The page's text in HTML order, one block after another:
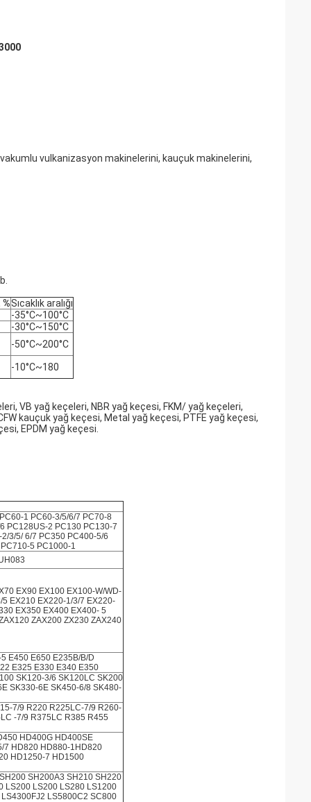
vulkanizasyon makinelerini, kauçuk makinelerini,
Sıcaklık aralığı
-35°C~100°C
-30°C~150°C
-50°C~200°C
-10°C~180
VB yağ keçeleri, NBR yağ keçesi, FKM/ yağ keçeleri,
kauçuk yağ keçesi, Metal yağ keçesi, PTFE yağ keçesi,
EPDM yağ keçesi.
1 PC60-3/5/6/7 PC70-8
PC128US-2 PC130 PC130-7
3/5/ 6/7 PC350 PC400-5/6
5 PC1000-1
EX90 EX100 EX100-W/WD-
EX210 EX220-1/3/7 EX220-
EX350 EX400 EX400- 5
ZAX200 ZX230 ZAX240
E450 E650 E235B/B/D
E325 E330 E340 E350
SK120-3/6 SK120LC SK200
SK330-6E SK450-6/8 SK480-
7/9 R220 R225LC-7/9 R260-
-7/9 R375LC R385 R455
HD400G HD400SE
7 HD820 HD880-1HD820
HD1250-7 HD1500
SH200A3 SH210 SH220
LS200 LS200 LS280 LS1200
LS5800C2 SC800